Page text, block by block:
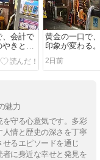
、会計で
やきとん
黄金の一口で
印象が変わる
『きんいろ』
2日前
魅力
守る心意気です。多彩
情と歴史の深さを丁寧
るエピソードを通じ
に身近な幸せと発見を